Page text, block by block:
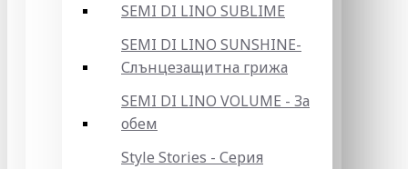
SEMI DI LINO SUBLIME
SEMI DI LINO SUNSHINE-
Слънцезащитна грижа
SEMI DI LINO VOLUME - За
обем
Style Stories - Серия